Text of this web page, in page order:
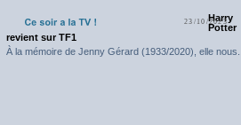
23/10/2023
Harry
Potter
revient sur TF1
À la mémoire de Jenny Gérard (1933/2020), elle nous...